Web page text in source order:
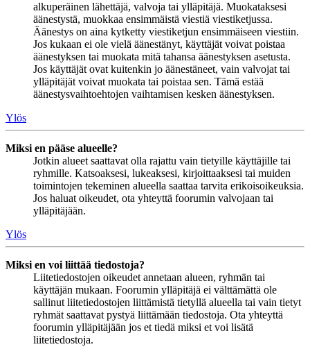
alkuperäinen lähettäjä, valvoja tai ylläpitäjä. Muokataksesi
äänestystä, muokkaa ensimmäistä viestiä viestiketjussa.
Äänestys on aina kytketty viestiketjun ensimmäiseen viestiin.
Jos kukaan ei ole vielä äänestänyt, käyttäjät voivat poistaa
äänestyksen tai muokata mitä tahansa äänestyksen asetusta.
Jos käyttäjät ovat kuitenkin jo äänestäneet, vain valvojat tai
ylläpitäjät voivat muokata tai poistaa sen. Tämä estää
äänestysvaihtoehtojen vaihtamisen kesken äänestyksen.
Ylös
Miksi en pääse alueelle?
Jotkin alueet saattavat olla rajattu vain tietyille käyttäjille tai
ryhmille. Katsoaksesi, lukeaksesi, kirjoittaaksesi tai muiden
toimintojen tekeminen alueella saattaa tarvita erikoisoikeuksia.
Jos haluat oikeudet, ota yhteyttä foorumin valvojaan tai
ylläpitäjään.
Ylös
Miksi en voi liittää tiedostoja?
Liitetiedostojen oikeudet annetaan alueen, ryhmän tai
käyttäjän mukaan. Foorumin ylläpitäjä ei välttämättä ole
sallinut liitetiedostojen liittämistä tietyllä alueella tai vain tietyt
ryhmät saattavat pystyä liittämään tiedostoja. Ota yhteyttä
foorumin ylläpitäjään jos et tiedä miksi et voi lisätä
liitetiedostoja.